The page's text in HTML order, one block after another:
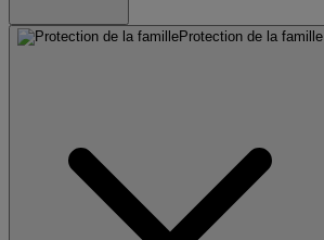
Protection de la famille